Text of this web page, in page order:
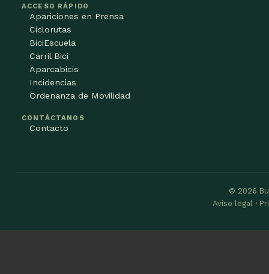
ACCESO RÁPIDO
Apariciones en Prensa
Ciclorutas
BiciEscuela
Carril Bici
Aparcabicis
Incidencias
Ordenanza de Movilidad
CONTÁCTANOS
Contacto
© 2026
Aviso legal ·